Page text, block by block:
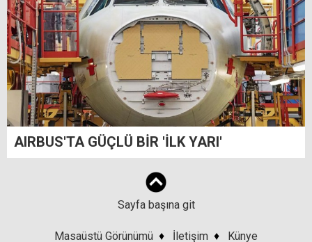
AIRBUS'TA GÜÇLÜ BİR 'İLK YARI'
Sayfa başına git
Masaüstü Görünümü ♦ İletişim ♦ Künye